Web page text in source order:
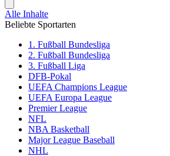
Alle Inhalte
Beliebte Sportarten
1. Fußball Bundesliga
2. Fußball Bundesliga
3. Fußball Liga
DFB-Pokal
UEFA Champions League
UEFA Europa League
Premier League
NFL
NBA Basketball
Major League Baseball
NHL